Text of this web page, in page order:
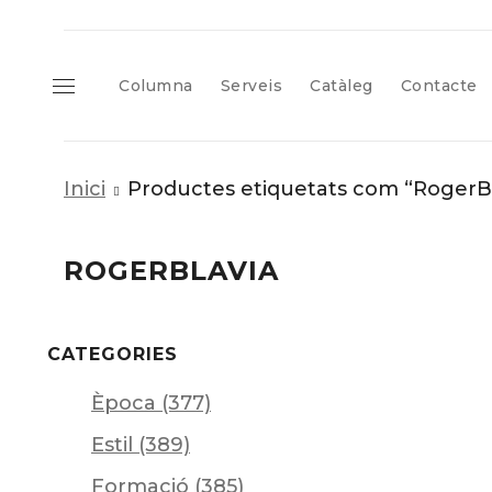
Columna Serveis Catàleg Contacte
Inici Productes etiquetats com
ROGERBLAVIA
CATEGORIES
Època (377)
Estil (389)
Formació (385)